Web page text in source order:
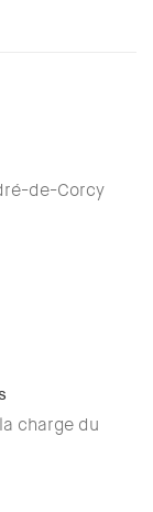
de-Corcy
charge du